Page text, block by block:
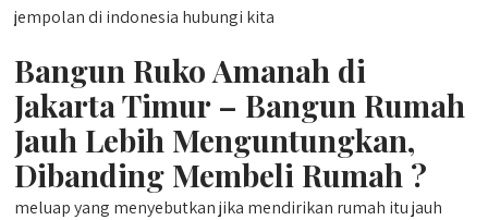
jempolan di indonesia hubungi kita
Bangun Ruko Amanah di
Jakarta Timur – Bangun Rumah
Jauh Lebih Menguntungkan,
Dibanding Membeli Rumah ?
meluap yang menyebutkan jika mendirikan rumah itu jauh